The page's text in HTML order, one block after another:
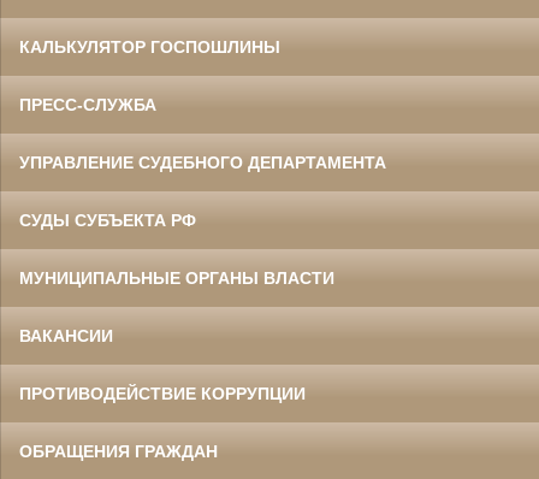
КАЛЬКУЛЯТОР ГОСПОШЛИНЫ
ПРЕСС-СЛУЖБА
УПРАВЛЕНИЕ СУДЕБНОГО ДЕПАРТАМЕНТА
СУДЫ СУБЪЕКТА РФ
МУНИЦИПАЛЬНЫЕ ОРГАНЫ ВЛАСТИ
ВАКАНСИИ
ПРОТИВОДЕЙСТВИЕ КОРРУПЦИИ
ОБРАЩЕНИЯ ГРАЖДАН